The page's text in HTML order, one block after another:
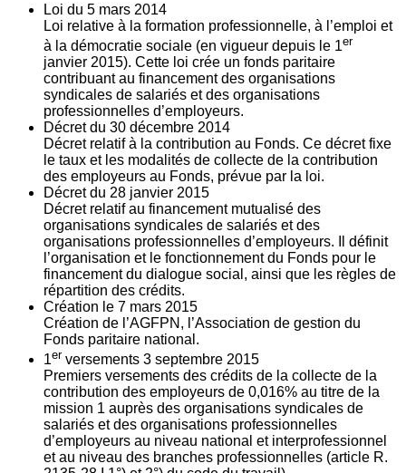
Loi du 5 mars 2014
Loi relative à la formation professionnelle, à l’emploi et
à la démocratie sociale (en vigueur depuis le 1er
janvier 2015). Cette loi crée un fonds paritaire
contribuant au financement des organisations
syndicales de salariés et des organisations
professionnelles d’employeurs.
Décret du 30 décembre 2014
Décret relatif à la contribution au Fonds. Ce décret fixe
le taux et les modalités de collecte de la contribution
des employeurs au Fonds, prévue par la loi.
Décret du 28 janvier 2015
Décret relatif au financement mutualisé des
organisations syndicales de salariés et des
organisations professionnelles d’employeurs. Il définit
l’organisation et le fonctionnement du Fonds pour le
financement du dialogue social, ainsi que les règles de
répartition des crédits.
Création le 7 mars 2015
Création de l’AGFPN, l’Association de gestion du
Fonds paritaire national.
1er versements 3 septembre 2015
Premiers versements des crédits de la collecte de la
contribution des employeurs de 0,016% au titre de la
mission 1 auprès des organisations syndicales de
salariés et des organisations professionnelles
d’employeurs au niveau national et interprofessionnel
et au niveau des branches professionnelles (article R.